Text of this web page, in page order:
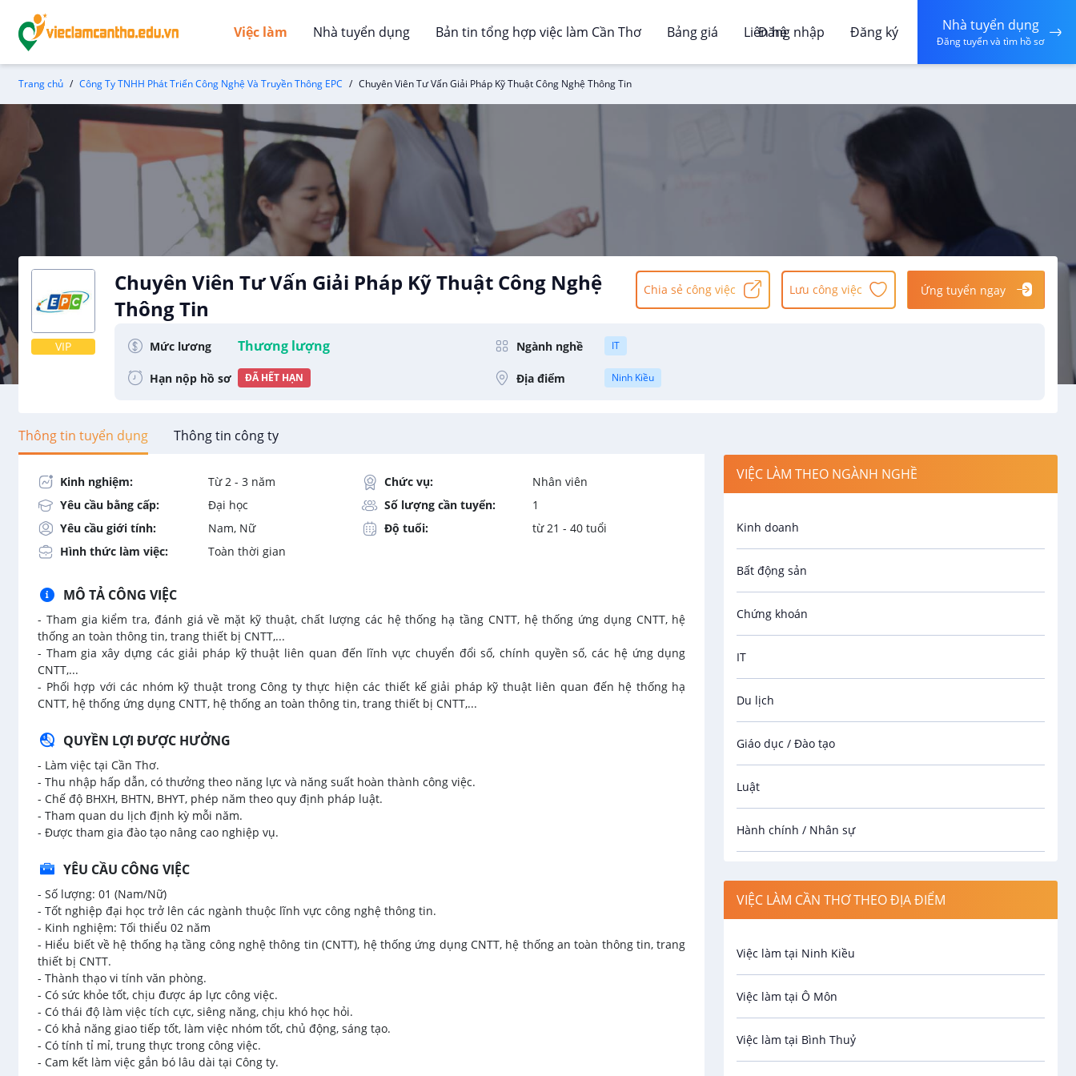
Việc làm Nhà tuyển dụng Bản tin tổng hợp việc làm Cần Thơ Bảng giá Liên hệ
Đăng nhập Đăng ký Nhà tuyển dụng
Đăng tuyển và tìm hồ sơ
Trang chủ Công Ty TNHH Phát Triển Công Nghệ Và Truyền Thông EPC Chuyên Viên Tư Vấn Giải Pháp Kỹ Thuật Công Nghệ Thông Tin
VIP
Chuyên Viên Tư Vấn Giải Pháp Kỹ Thuật Công Nghệ
Thông Tin
Chia sẻ công việc Lưu công việc Ứng tuyển ngay
Mức lương Thương lượng Ngành nghề IT
Hạn nộp hồ sơ ĐÃ HẾT HẠN Địa điểm Ninh Kiều
Thông tin tuyển dụng Thông tin công ty
Kinh nghiệm: Từ 2 - 3 năm Chức vụ:
Nhân viên
Yêu cầu bằng cấp:
Đại học Số lượng cần tuyển:
1
Yêu cầu giới tính:
Nam, Nữ Độ tuổi:
từ 21 - 40 tuổi
Hình thức làm việc:
Toàn thời gian
MÔ TẢ CÔNG VIỆC
- Tham gia kiểm tra, đánh giá về mặt kỹ thuật, chất lượng các hệ thống hạ tầng CNTT, hệ thống ứng dụng CNTT, hệ
thống an toàn thông tin, trang thiết bị CNTT,...
- Tham gia xây dựng các giải pháp kỹ thuật liên quan đến lĩnh vực chuyển đổi số, chính quyền số, các hệ ứng dụng
CNTT,...
- Phối hợp với các nhóm kỹ thuật trong Công ty thực hiện các thiết kế giải pháp kỹ thuật liên quan đến hệ thống hạ
CNTT, hệ thống ứng dụng CNTT, hệ thống an toàn thông tin, trang thiết bị CNTT,...
QUYỀN LỢI ĐƯỢC HƯỞNG
- Làm việc tại Cần Thơ.
- Thu nhập hấp dẫn, có thưởng theo năng lực và năng suất hoàn thành công việc.
- Chế độ BHXH, BHTN, BHYT, phép năm theo quy định pháp luật.
- Tham quan du lịch định kỳ mỗi năm.
- Được tham gia đào tạo nâng cao nghiệp vụ.
YÊU CẦU CÔNG VIỆC
- Số lượng: 01 (Nam/Nữ)
- Tốt nghiệp đại học trở lên các ngành thuộc lĩnh vực công nghệ thông tin.
- Kinh nghiệm: Tối thiểu 02 năm
- Hiểu biết về hệ thống hạ tầng công nghệ thông tin (CNTT), hệ thống ứng dụng CNTT, hệ thống an toàn thông tin, trang
thiết bị CNTT.
- Thành thạo vi tính văn phòng.
- Có sức khỏe tốt, chịu được áp lực công việc.
- Có thái độ làm việc tích cực, siêng năng, chịu khó học hỏi.
- Có khả năng giao tiếp tốt, làm việc nhóm tốt, chủ động, sáng tạo.
- Có tính tỉ mỉ, trung thực trong công việc.
- Cam kết làm việc gắn bó lâu dài tại Công ty.
VIỆC LÀM THEO NGÀNH NGHỀ
Kinh doanh
Bất động sản
Chứng khoán
IT
Du lịch
Giáo dục / Đào tạo
Luật
Hành chính / Nhân sự
Spa
Bảo Vệ
An toàn lao động
Bảo hiểm
VIỆC LÀM CẦN THƠ THEO ĐỊA ĐIỂM
Việc làm tại Ninh Kiều
Việc làm tại Ô Môn
Việc làm tại Bình Thuỷ